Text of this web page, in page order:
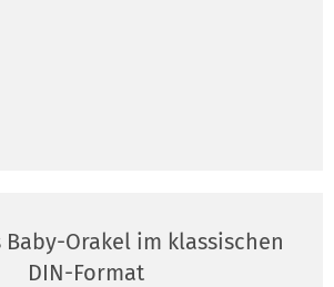
Orakel im klassischen
DIN-Format